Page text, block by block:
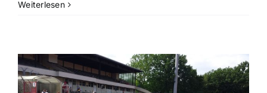
Weiterlesen